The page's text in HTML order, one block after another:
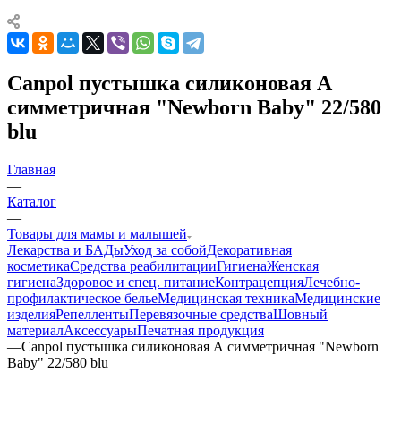
Canpol пустышка силиконовая А
симметричная "Newborn Baby" 22/580
blu
Главная
—
Каталог
—
Товары для мамы и малышей
Лекарства и БАДыУход за собойДекоративная
косметикаСредства реабилитацииГигиенаЖенская
гигиенаЗдоровое и спец. питаниеКонтрацепцияЛечебно-
профилактическое бельеМедицинская техникаМедицинские
изделияРепеллентыПеревязочные средстваШовный
материалАксессуарыПечатная продукция
—Canpol пустышка силиконовая А симметричная "Newborn
Baby" 22/580 blu